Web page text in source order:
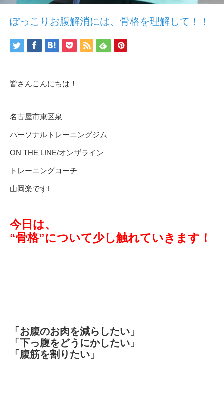
ぽっこりお腹解消には、骨格を理解して！！
皆さんこんにちは！
名古屋市東区泉
パーソナルトレーニングジム
ON THE LINE/オンザライン
トレーニングコーチ
山岡楽です!
今日は、
“骨格”について少し触れていきます！
「お腹のお肉を減らしたい」
「下っ腹をどうにかしたい」
「腹筋を割りたい」